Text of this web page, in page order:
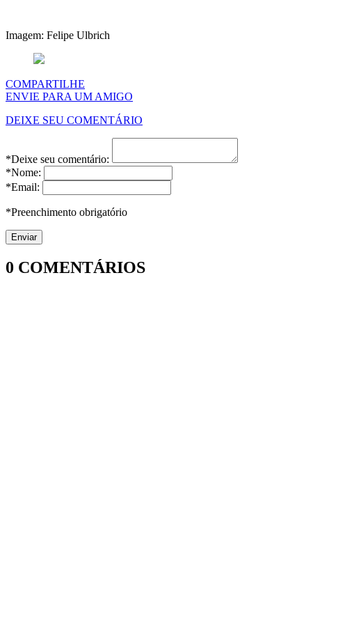
Imagem: Felipe Ulbrich
COMPARTILHE
ENVIE PARA UM AMIGO
DEIXE SEU COMENTÁRIO
*Deixe seu comentário:
*Nome:
*Email:
*Preenchimento obrigatório
0 COMENTÁRIOS